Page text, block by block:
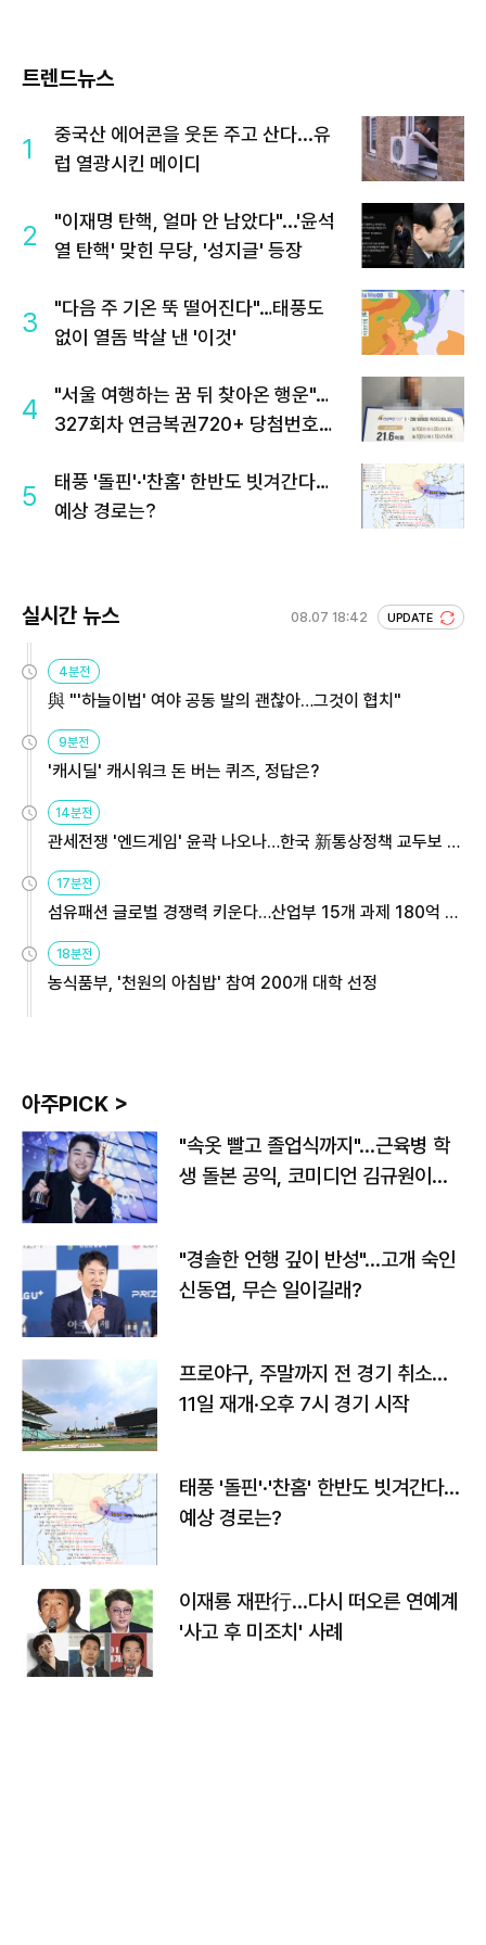
트렌드뉴스
1
중국산 에어콘을 웃돈 주고 산다...유
럽 열광시킨 메이디
2
"이재명 탄핵, 얼마 안 남았다"...'윤석
열 탄핵' 맞힌 무당, '성지글' 등장
3
"다음 주 기온 뚝 떨어진다"…태풍도
없이 열돔 박살 낸 '이것'
4
"서울 여행하는 꿈 뒤 찾아온 행운"…
327회차 연금복권720+ 당첨번호조
5
태풍 '돌핀'·'찬홈' 한반도 빗겨간다…
예상 경로는?
실시간 뉴스 08.07 18:42 UPDATE
4분전
與 "'하늘이법' 여야 공동 발의 괜찮아…그것이 협치"
9분전
'캐시딜' 캐시워크 돈 버는 퀴즈, 정답은?
14분전
관세전쟁 '엔드게임' 윤곽 나오나…한국 新통상정책 교두보 활
용해야
17분전
섬유패션 글로벌 경쟁력 키운다…산업부 15개 과제 180억 지
원
18분전
농식품부, '천원의 아침밥' 참여 200개 대학 선정
아주PICK >
"속옷 빨고 졸업식까지"…근육병 학
생 돌본 공익, 코미디언 김규원이었
"경솔한 언행 깊이 반성"…고개 숙인
신동엽, 무슨 일이길래?
프로야구, 주말까지 전 경기 취소…
11일 재개·오후 7시 경기 시작
태풍 '돌핀'·'찬홈' 한반도 빗겨간다…
예상 경로는?
이재룡 재판行…다시 떠오른 연예계
'사고 후 미조치' 사례